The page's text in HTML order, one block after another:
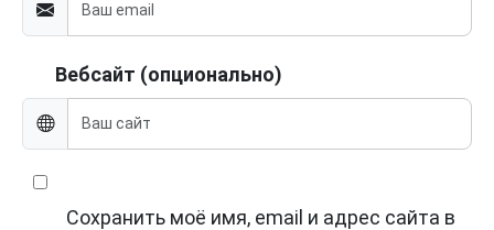
Вебсайт (опционально)
Сохранить моё имя, email и адрес сайта в